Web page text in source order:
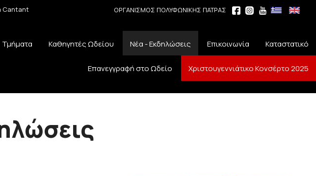
ΟΡΓΑΝΙΣΜΟΣ ΠΟΛΥΦΩΝΙΚΗΣ ΠΑΤΡΑΣ
Cantant
Τμήματα Καθηγητές Ωδείου Νέα - Εκδηλώσεις Επικοινωνία Καταστατικό
Επανεγγραφή στο Ωδείο Χριστουγεννιάτικο Κονσέρτο 2025